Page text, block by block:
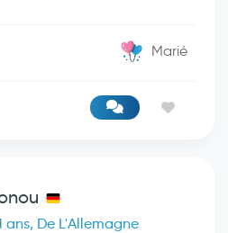
Marié
ans, De L'Allemagne